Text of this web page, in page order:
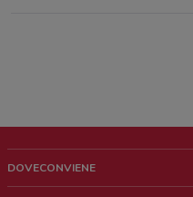
DOVECONVIENE